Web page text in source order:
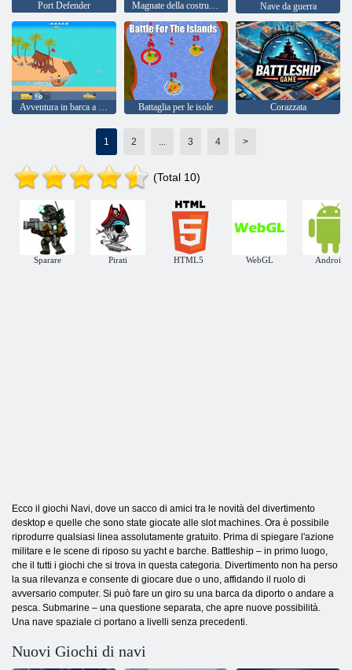
Port Defender Nave da guerra
Battaglia per le isole Corazzata
1 2 3 4 >
(Total 10)
Sparare Pirati HTML5 WebGL Android
Ecco il giochi Navi, dove un sacco di amici tra le novità del divertimento
desktop e quelle che sono state giocate alle slot machines. Ora è possibile
riprodurre qualsiasi linea assolutamente gratuito. Prima di spiegare l'azione
militare e le scene di riposo su yacht e barche. Battleship – in primo luogo,
che il tutti i giochi che si trova in questa categoria. Divertimento non ha perso
la sua rilevanza e consente di giocare due o uno, affidando il ruolo di
avversario computer. Si può fare un giro su una barca da diporto o andare a
pesca. Submarine – una questione separata, che apre nuove possibilità.
Una nave spaziale ci portano a livelli senza precedenti.
Nuovi Giochi di navi